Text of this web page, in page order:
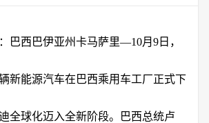
巴西巴伊亚州卡马萨里—10月9日，
新能源汽车在巴西乘用车工厂正式下
全球化迈入全新阶段。巴西总统卢